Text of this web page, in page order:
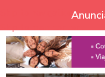
Skip to navigation
Skip to main content